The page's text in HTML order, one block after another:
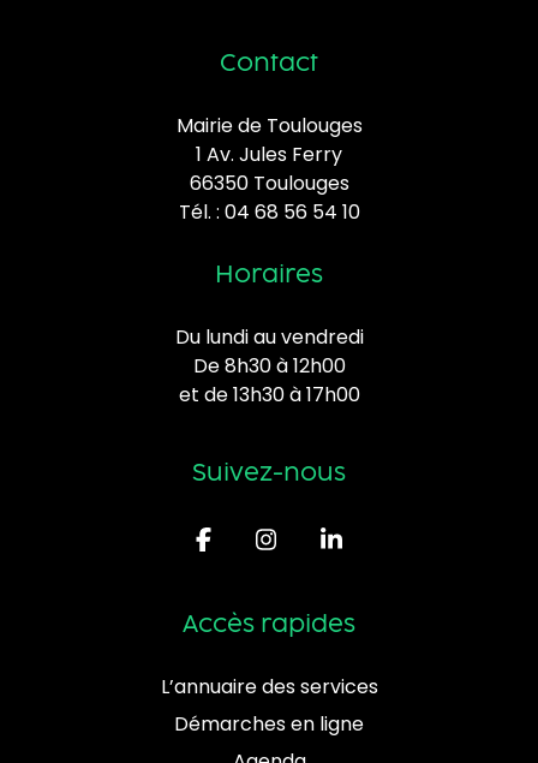
Contact
Mairie de Toulouges
1 Av. Jules Ferry
66350 Toulouges
Tél. : 04 68 56 54 10
Horaires
Du lundi au vendredi
De 8h30 à 12h00
et de 13h30 à 17h00
Suivez-nous
Accès rapides
L’annuaire des services
Démarches en ligne